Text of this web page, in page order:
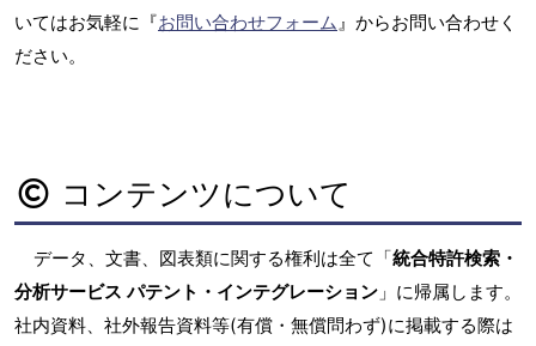
いてはお気軽に『お問い合わせフォーム』からお問い合わせく
ださい。
コンテンツについて
データ、文書、図表類に関する権利は全て「統合特許検索・
分析サービス パテント・インテグレーション 」に帰属します。
社内資料、社外報告資料等(有償・無償問わず)に掲載する際は